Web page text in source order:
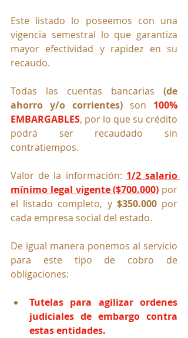
Este listado lo poseemos con una
vigencia semestral lo que garantiza
mayor efectividad y rapidez en su
recaudo.
Todas las cuentas bancarias (de
ahorro y/o corrientes) son 100%
EMBARGABLES, por lo que su crédito
podrá ser recaudado sin
contratiempos.
Valor de la información: 1/2 salario
mínimo legal vigente ($700.000) por
el listado completo, y $350.000 por
cada empresa social del estado.
De igual manera ponemos al servicio
para este tipo de cobro de
obligaciones:
Tutelas para agilizar ordenes
judiciales de embargo contra
estas entidades.